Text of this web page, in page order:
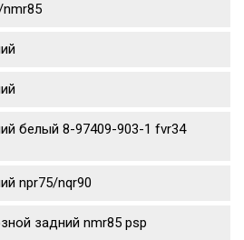
белый 8-97409-903-1 fvr34
npr75/nqr90
задний nmr85 psp